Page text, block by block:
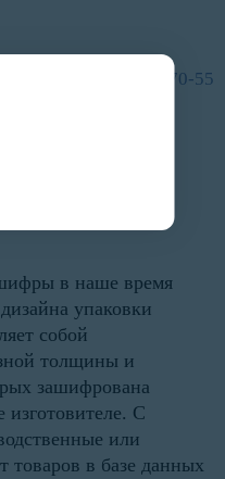
8 (800) 600-70-55
кодов в
в наше время
упаковки
собой
толщины и
зашифрована
С
или
товаров в базе данных